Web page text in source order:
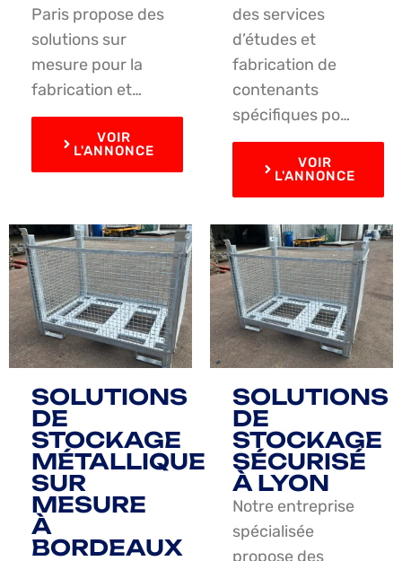
Paris propose des
solutions sur
mesure pour la
fabrication et…
VOIR
L'ANNONCE
des services
d’études et
fabrication de
contenants
spécifiques po…
VOIR
L'ANNONCE
SOLUTIONS
DE
STOCKAGE
MÉTALLIQUE
SUR
MESURE
À
BORDEAUX
SOLUTIONS
DE
STOCKAGE
SÉCURISÉ
À LYON
Notre entreprise
spécialisée
propose des